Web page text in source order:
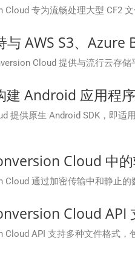
Cloud 专为流畅处理大型 CF2
与 AWS S3、
Cloud 提供与流行云存
建 Android 应用程
提供原生 Android SDK，即
Cloud 中的
Cloud 通过加密传输中和静止
Cloud API
Cloud API 支持多种文件格式，